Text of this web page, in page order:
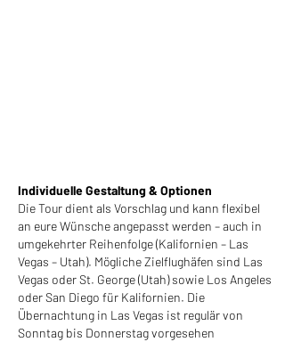
Individuelle Gestaltung & Optionen
Die Tour dient als Vorschlag und kann flexibel
an eure Wünsche angepasst werden – auch in
umgekehrter Reihenfolge (Kalifornien – Las
Vegas – Utah). Mögliche Zielflughäfen sind Las
Vegas oder St. George (Utah) sowie Los Angeles
oder San Diego für Kalifornien. Die
Übernachtung in Las Vegas ist regulär von
Sonntag bis Donnerstag vorgesehen